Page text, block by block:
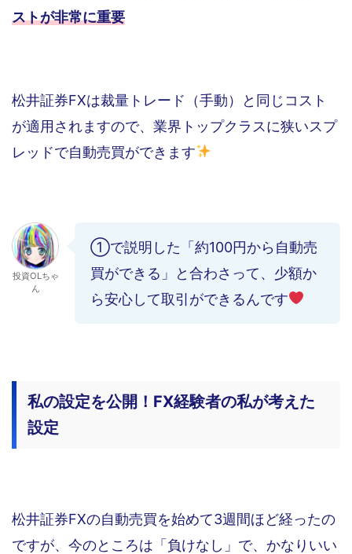
ストが非常に重要
松井証券FXは裁量トレード（手動）と同じコスト
が適用されますので、業界トップクラスに狭いスプ
レッドで自動売買ができます
投資OLちゃ
ん
①で説明した「約100円から自動売
買ができる」と合わさって、少額か
ら安心して取引ができるんです
私の設定を公開！FX経験者の私が考えた
設定
松井証券FXの自動売買を始めて3週間ほど経ったの
ですが、今のところは「負けなし」で、かなりいい